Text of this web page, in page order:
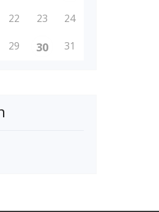
22 23 24
29 30 31